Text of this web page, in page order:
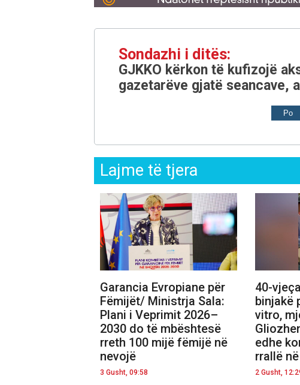
Sondazhi i ditës:
GJKKO kërkon të kufizojë
gazetarëve gjatë seancave,
Po
Lajme të tjera
Garancia Evropiane për
Fëmijët/ Ministrja Sala:
Plani i Veprimit 2026–
2030 do të mbështesë
rreth 100 mijë fëmijë në
nevojë
3 Gusht, 09:58
40-
binjakë
vitro,
edhe
rrallë
2 Gusht,